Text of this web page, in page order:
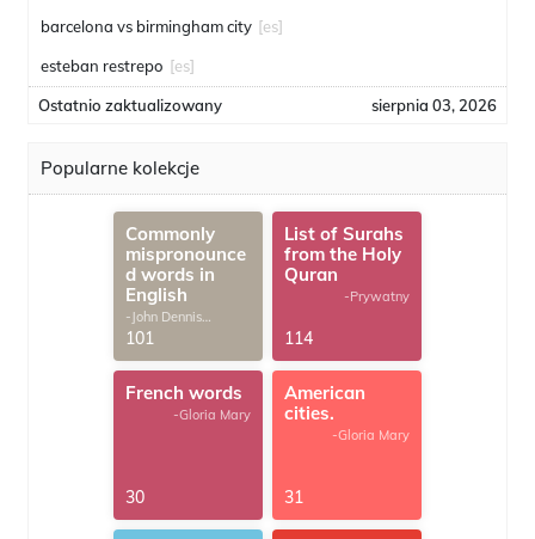
barcelona vs birmingham city [es]
esteban restrepo [es]
Ostatnio zaktualizowany sierpnia 03, 2026
Popularne kolekcje
Commonly
mispronounce
d words in
English
-John Dennis
G.Thomas
101
List of Surahs
from the Holy
Quran
-Prywatny
114
French words
-Gloria Mary
30
American
cities.
-Gloria Mary
31